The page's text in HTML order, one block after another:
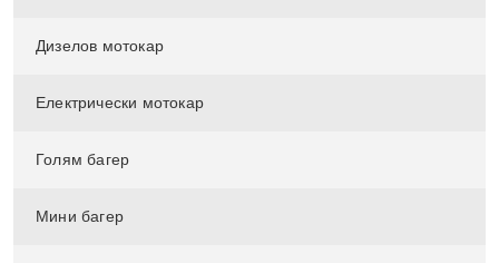
Дизелов мотокар
Електрически мотокар
Голям багер
Мини багер